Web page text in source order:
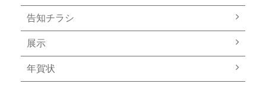
告知チラシ
展示
年賀状